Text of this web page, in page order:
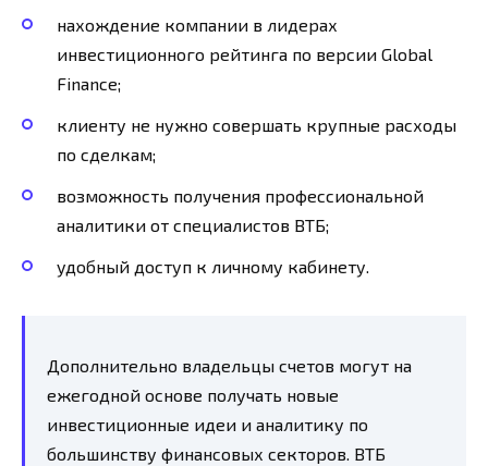
нахождение компании в лидерах
инвестиционного рейтинга по версии Global
Finance;
клиенту не нужно совершать крупные расходы
по сделкам;
возможность получения профессиональной
аналитики от специалистов ВТБ;
удобный доступ к личному кабинету.
Дополнительно владельцы счетов могут на
ежегодной основе получать новые
инвестиционные идеи и аналитику по
большинству финансовых секторов. ВТБ